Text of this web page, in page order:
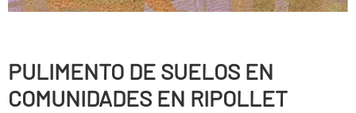
PULIMENTO DE SUELOS EN
COMUNIDADES EN RIPOLLET